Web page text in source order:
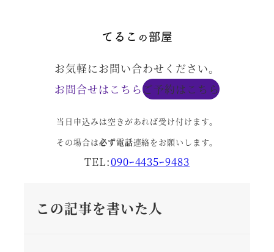
お気軽にお問い合わせください。
お問合せはこちらご予約はこちら
当日申込みは空きがあれば受け付けます。
その場合は必ず電話連絡をお願いします。
TEL:090ｰ4435ｰ9483
この記事を書いた人